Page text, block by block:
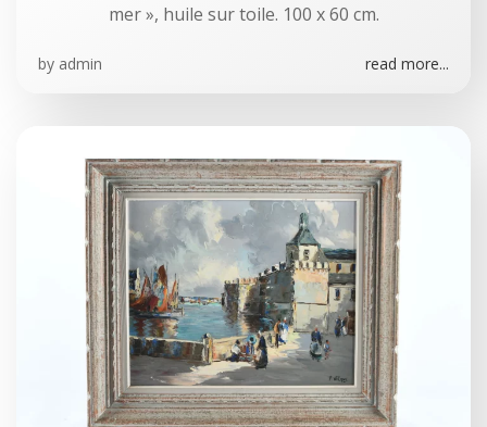
mer », huile sur toile. 100 x 60 cm.
by admin read more...